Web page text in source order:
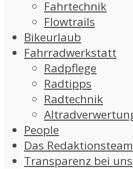
Fahrtechnik
Flowtrails
Bikeurlaub
Fahrradwerkstatt
Radpflege
Radtipps
Radtechnik
People
Das Redaktionsteam
Transparenz bei uns